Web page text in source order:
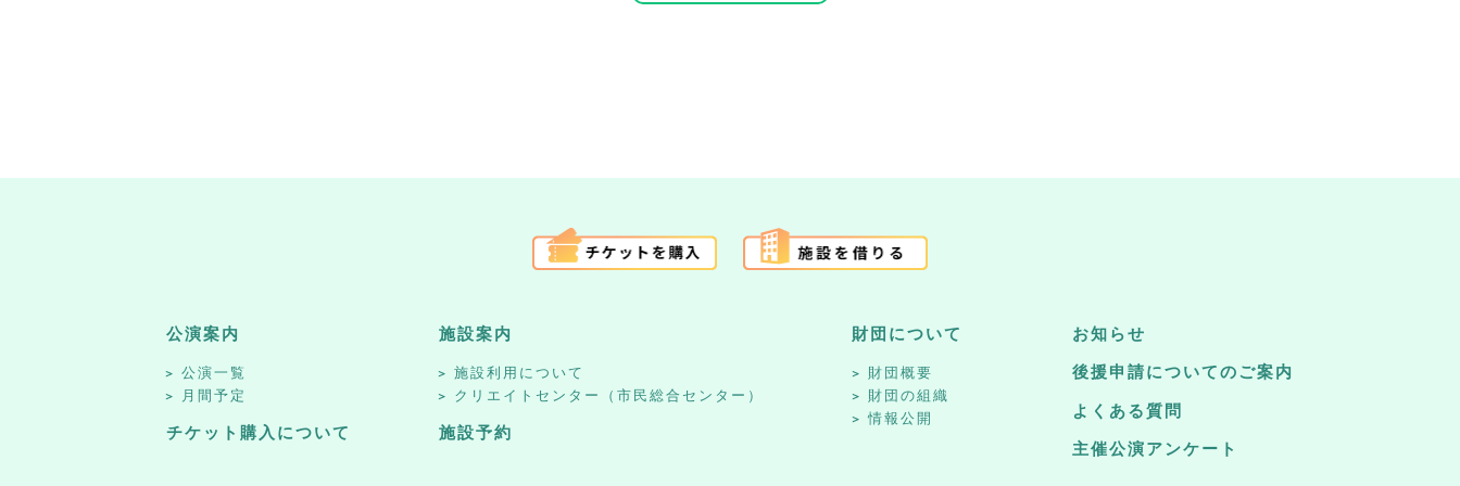
公演案内
公演一覧
月間予定
チケット購入について
施設案内
施設利用について
クリエイトセンター（市民総合センター）
施設予約
財団について
財団概要
財団の組織
情報公開
お知らせ
後援申請についてのご案内
よくある質問
主催公演アンケート